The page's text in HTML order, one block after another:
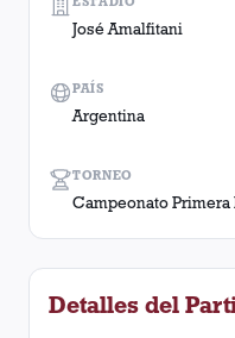
TORNEO
Campeonato
José Amalfitani
PAÍS
Argentina
Detalles del